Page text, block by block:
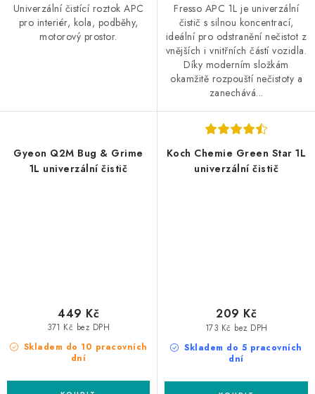
Univerzální čistící roztok APC
pro interiér, kola, podběhy,
motorový prostor.
Fresso APC 1L je univerzální
čistič s silnou koncentrací,
ideální pro odstranění nečistot z
vnějších i vnitřních částí vozidla.
Díky moderním složkám
okamžitě rozpouští nečistoty a
zanechává...
Gyeon Q2M Bug & Grime
1L univerzální čistič
Skladem do 10 pracovních
dní
371 Kč bez DPH
449 Kč
Koch Chemie Green Star 1L
univerzální čistič
Skladem do 5 pracovních
dní
173 Kč bez DPH
209 Kč